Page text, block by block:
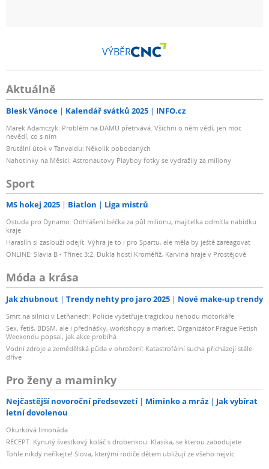
VÝBĚR
Aktuálně
Blesk Vánoce Kalendář svátků 2025 INFO.cz
Marek Adamczyk: Problém na DAMU přetrvává. Všichni o něm vědí, jen moc
nevědí, co s ním
Brutální útok v Tanvaldu: Několik pobodaných
Nahotinky na Měsíci: Astronautovy Playboy fotky se vydražily za miliony
Sport
MS hokej 2025 Biatlon Liga mistrů
Ostuda pro Dynamo. Odhlášení béčka za půl milionu, majitelka odmítla nabídku
kraje
Haraslín si zaslouží odejít. Výhra je to i pro Spartu, ale měla by ještě zareagovat
ONLINE: Slavia B - Třinec 3:2. Dukla hostí Kroměříž, Karviná hraje v Prostějově
Móda a krása
Jak zhubnout Trendy nehty pro jaro 2025 Nové make-up trendy
Smrt na silnici v Letňanech: Policie vyšetřuje tragickou nehodu motorkáře
Sex, fetiš, BDSM, ale i přednášky, workshopy a market. Organizátor Prague Fetish
Weekendu popsal, jak akce probíhá
Vodní zdroje a zemědělská půda v ohrožení: Katastrofální sucha přicházejí stále
dříve
Pro ženy a maminky
Nejčastější novoroční předsevzetí Miminko a mráz
Jak vybírat
letní dovolenou
Okurková limonáda
RECEPT: Kynutý švestkový koláč s drobenkou. Klasika, se kterou zabodujete
Tohle nikdy neříkejte! Slova, kterými rodiče dětem ubližují ze všeho nejvíc